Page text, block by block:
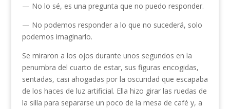
— No lo sé, es una pregunta que no puedo responder.
— No podemos responder a lo que no sucederá, solo
podemos imaginarlo.
Se miraron a los ojos durante unos segundos en la
penumbra del cuarto de estar, sus figuras encogidas,
sentadas, casi ahogadas por la oscuridad que escapaba
de los haces de luz artificial. Ella hizo girar las ruedas de
la silla para separarse un poco de la mesa de café y, a